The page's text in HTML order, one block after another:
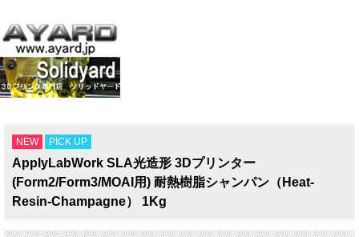
NEW PICK UP
ApplyLabWork SLA光造形 3Dプリンター
(Form2/Form3/MOAI用) 耐熱樹脂シャンパン（Heat-
Resin-Champagne） 1Kg